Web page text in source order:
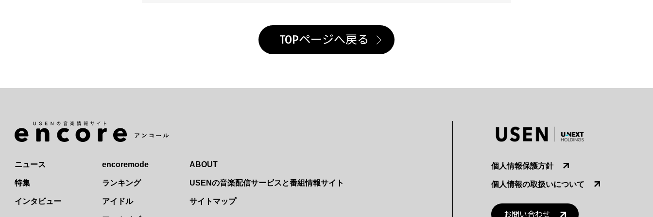
TOPページへ戻る
ニュース
特集
インタビュー
encoremode
ランキング
アイドル
ABOUT
USENの音楽配信サービスと番組情報サイト
サイトマップ
個人情報保護方針
個人情報の取扱いについて
お問い合わせ